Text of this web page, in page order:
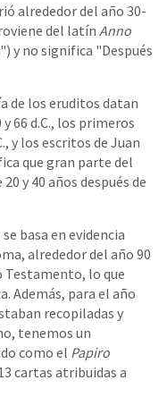
alrededor del año 30-
del latín Anno
y no significa "Después
de los eruditos datan
66 d.C., los primeros
y los escritos de Juan
que gran parte del
y 40 años después de
basa en evidencia
alrededor del año 90
Testamento, lo que
Además, para el año
recopiladas y
tenemos un
como el Papiro
cartas atribuidas a